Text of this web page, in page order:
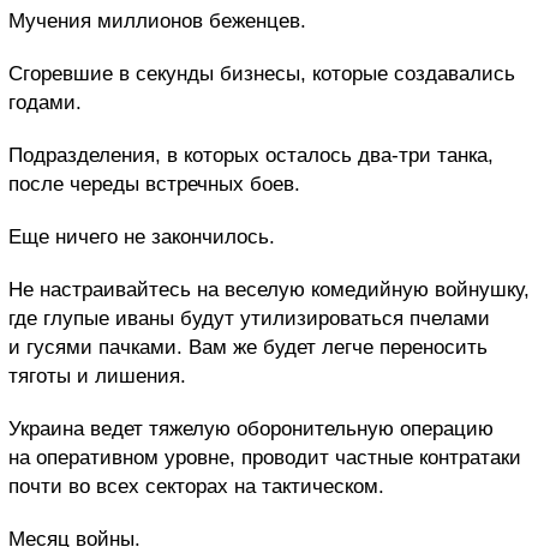
Мучения миллионов беженцев.
Сгоревшие в секунды бизнесы, которые создавались
годами.
Подразделения, в которых осталось два-три танка,
после череды встречных боев.
Еще ничего не закончилось.
Не настраивайтесь на веселую комедийную войнушку,
где глупые иваны будут утилизироваться пчелами
и гусями пачками. Вам же будет легче переносить
тяготы и лишения.
Украина ведет тяжелую оборонительную операцию
на оперативном уровне, проводит частные контратаки
почти во всех секторах на тактическом.
Месяц войны.